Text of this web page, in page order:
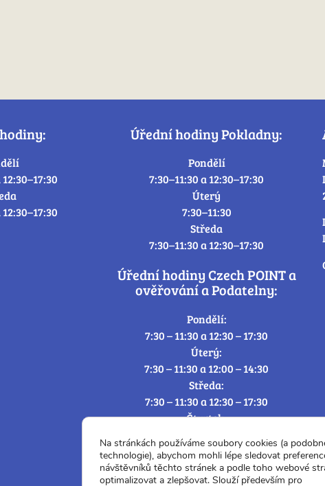
Úřední hodiny Pokladny:
Pondělí
7:30–11:30 a 12:30–17:30
Úterý
7:30–11:30
Středa
7:30–11:30 a 12:30–17:30
Úřední hodiny Czech POINT a
ověřování a Podatelny:
Pondělí:
7:30 – 11:30 a 12:30 – 17:30
Úterý:
7:30 – 11:30 a 12:00 – 14:30
Středa:
7:30 – 11:30 a 12:30 – 17:30
Čtvrtek:
Pátek:
7:30 – 12:30
Na stránkách používáme soubory cookies (a
technologie), abychom mohli lépe sledovat
návštěvníků těchto stránek a podle toho webové
optimalizovat a zlepšovat. Slouží především pro